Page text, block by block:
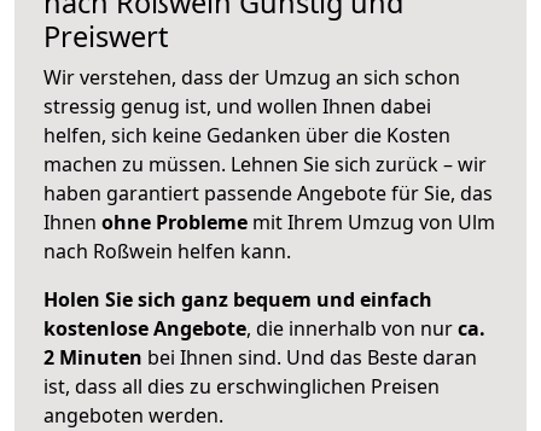
Preiswert
Wir verstehen, dass der Umzug an sich schon
stressig genug ist, und wollen Ihnen dabei
helfen, sich keine Gedanken über die Kosten
machen zu müssen. Lehnen Sie sich zurück – wir
haben garantiert passende Angebote für Sie, das
Ihnen ohne Probleme mit Ihrem Umzug von Ulm
nach Roßwein helfen kann.
Holen Sie sich ganz bequem und einfach
kostenlose Angebote, die innerhalb von nurca.
2 Minuten bei Ihnen sind. Und das Beste daran
ist, dass all dies zu erschwinglichen Preisen
angeboten werden.